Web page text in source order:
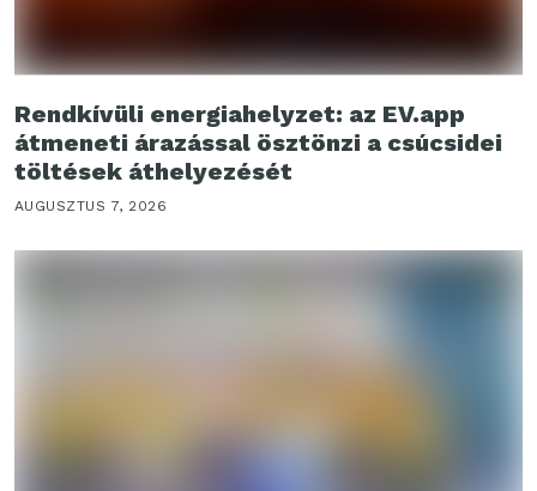
Rendkívüli energiahelyzet: az EV.app
átmeneti árazással ösztönzi a csúcsidei
töltések áthelyezését
AUGUSZTUS 7, 2026